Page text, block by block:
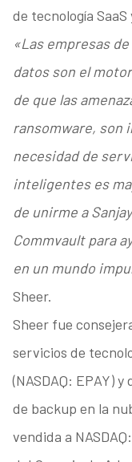
de tecnología
«Las empresas
datos son el
de que las
ransomware, son
necesidad de
inteligentes es
de unirme a
Commvault para
en un mundo
Sheer.
Sheer fue
servicios de
(NASDAQ: EPAY)
de backup en la
vendida a